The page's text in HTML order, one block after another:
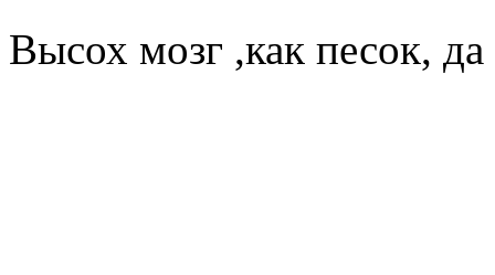
Высох мозг ,как песок,